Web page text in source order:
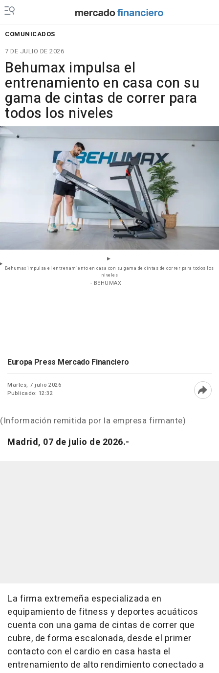
COMUNICADOS
7 DE JULIO DE 2026
Behumax impulsa el
entrenamiento en casa con su
gama de cintas de correr para
todos los niveles
Behumax impulsa el entrenamiento en casa con su gama de cintas de correr para todos los
niveles
- BEHUMAX
Europa Press Mercado Financiero
Martes, 7 julio 2026
Publicado: 12:32
(Información remitida por la empresa firmante)
Madrid, 07 de julio de 2026.-
La firma extremeña especializada en
equipamiento de fitness y deportes acuáticos
cuenta con una gama de cintas de correr que
cubre, de forma escalonada, desde el primer
contacto con el cardio en casa hasta el
entrenamiento de alto rendimiento conectado a